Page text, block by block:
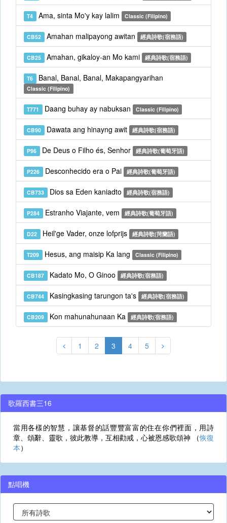
T4 Ama, sinta Mo'y kay lalim Classic (Filipino)
CB52 Amahan malipayong awitan 經典詩歌(宿務語)
CB25 Amahan, gikaloy-an Mo kami 經典詩歌(宿務語)
T6 Banal, Banal, Banal, Makapangyarihan
Classic (Filipino)
T771 Daang buhay ay nabuksan Classic (Filipino)
CB90 Dawata ang hinayng awit 經典詩歌(宿務語)
P96 De Deus o Filho és, Senhor 經典詩歌(葡萄牙語)
P226 Desconhecido era o Pai 經典詩歌(葡萄牙語)
CB733 Dios sa Eden kaniadto 經典詩歌(宿務語)
P284 Estranho Viajante, vem 經典詩歌(葡萄牙語)
D22 Heil'ge Vader, onze lofprijs 經典詩歌(菏蘭語)
T209 Hesus, ang maisip Ka lang Classic (Filipino)
CB187 Kadato Mo, O Ginoo 經典詩歌(宿務語)
CB744 Kasingkasing tarungon ta's 經典詩歌(宿務語)
CB209 Kon mahunahunaan Ka 經典詩歌(宿務語)
1 2 3 4 5
歌羅西書三16
當用各樣的智慧，讓基督的話豐豐富富的住在你們裡面，用詩
章、頌辭、靈歌，彼此教導，互相勸戒，心被恩感歌頌神 （恢復
本）
點唱機